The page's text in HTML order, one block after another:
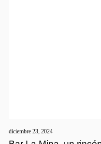
diciembre 23, 2024